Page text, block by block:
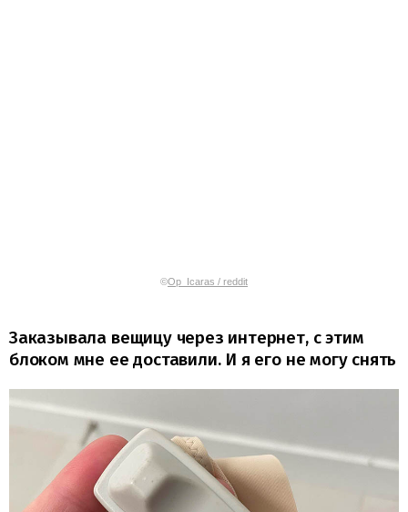
©Op_Icaras / reddit
Заказывала вещицу через интернет, с этим
блоком мне ее доставили. И я его не могу снять